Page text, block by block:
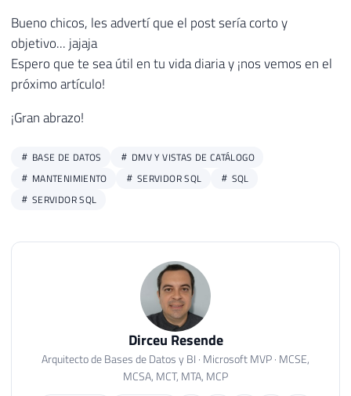
Bueno chicos, les advertí que el post sería corto y
objetivo... jajaja
Espero que te sea útil en tu vida diaria y ¡nos vemos en el
próximo artículo!
¡Gran abrazo!
BASE DE DATOS
DMV Y VISTAS DE CATÁLOGO
MANTENIMIENTO
SERVIDOR SQL
SQL
SERVIDOR SQL
Dirceu Resende
Arquitecto de Bases de Datos y BI · Microsoft MVP · MCSE,
MCSA, MCT, MTA, MCP